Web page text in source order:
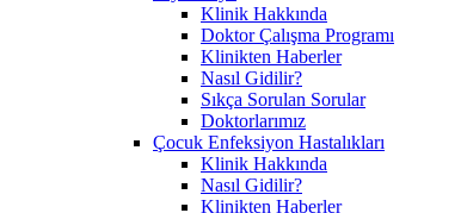
Klinik Hakkında
Doktor Çalışma Programı
Klinikten Haberler
Nasıl Gidilir?
Sıkça Sorulan Sorular
Doktorlarımız
Çocuk Enfeksiyon Hastalıkları
Klinik Hakkında
Nasıl Gidilir?
Klinikten Haberler